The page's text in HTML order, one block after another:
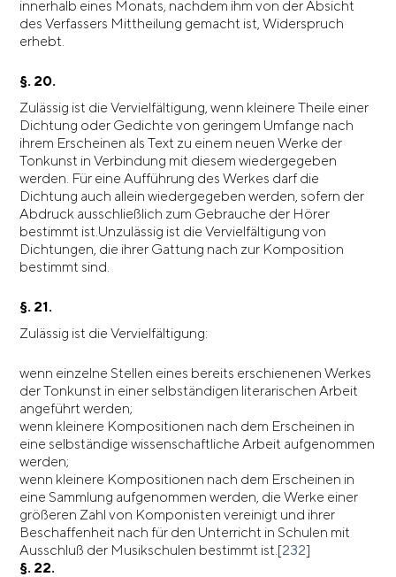
innerhalb eines Monats, nachdem ihm von der Absicht
des Verfassers Mittheilung gemacht ist, Widerspruch
erhebt.
§. 20.
Zulässig ist die Vervielfältigung, wenn kleinere Theile einer
Dichtung oder Gedichte von geringem Umfange nach
ihrem Erscheinen als Text zu einem neuen Werke der
Tonkunst in Verbindung mit diesem wiedergegeben
werden. Für eine Aufführung des Werkes darf die
Dichtung auch allein wiedergegeben werden, sofern der
Abdruck ausschließlich zum Gebrauche der Hörer
bestimmt ist.Unzulässig ist die Vervielfältigung von
Dichtungen, die ihrer Gattung nach zur Komposition
bestimmt sind.
§. 21.
Zulässig ist die Vervielfältigung:
wenn einzelne Stellen eines bereits erschienenen Werkes
der Tonkunst in einer selbständigen literarischen Arbeit
angeführt werden;
wenn kleinere Kompositionen nach dem Erscheinen in
eine selbständige wissenschaftliche Arbeit aufgenommen
werden;
wenn kleinere Kompositionen nach dem Erscheinen in
eine Sammlung aufgenommen werden, die Werke einer
größeren Zahl von Komponisten vereinigt und ihrer
Beschaffenheit nach für den Unterricht in Schulen mit
Ausschluß der Musikschulen bestimmt ist.[232]
§. 22.